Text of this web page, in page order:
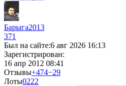
Барыга2013
371
Был на сайте:6 авг 2026 16:13
Зарегистрирован:
16 апр 2012 08:41
Отзывы+474−29
Лоты0222